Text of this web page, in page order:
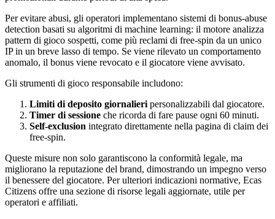
Per evitare abusi, gli operatori implementano sistemi di bonus‑abuse
detection basati su algoritmi di machine learning: il motore analizza
pattern di gioco sospetti, come più reclami di free‑spin da un unico
IP in un breve lasso di tempo. Se viene rilevato un comportamento
anomalo, il bonus viene revocato e il giocatore viene avvisato.
Gli strumenti di gioco responsabile includono:
Limiti di deposito giornalieri personalizzabili dal giocatore.
Timer di sessione che ricorda di fare pause ogni 60 minuti.
Self‑exclusion integrato direttamente nella pagina di claim dei
free‑spin.
Queste misure non solo garantiscono la conformità legale, ma
migliorano la reputazione del brand, dimostrando un impegno verso
il benessere del giocatore. Per ulteriori indicazioni normative, Ecas
Citizens offre una sezione di risorse legali aggiornate, utile per
operatori e affiliati.